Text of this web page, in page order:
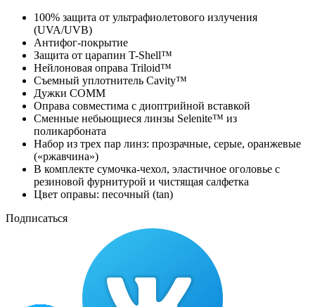
100% защита от ультрафиолетового излучения
(UVA/UVB)
Антифог-покрытие
Защита от царапин T-Shell™
Нейлоновая оправа Triloid™
Съемный уплотнитель Cavity™
Дужки COMM
Оправа совместима с диоптрийной вставкой
Сменные небьющиеся линзы Selenite™ из
поликарбоната
Набор из трех пар линз: прозрачные, серые, оранжевые
(«ржавчина»)
В комплекте сумочка-чехол, эластичное оголовье с
резиновой фурнитурой и чистящая салфетка
Цвет оправы: песочный (tan)
Подписаться